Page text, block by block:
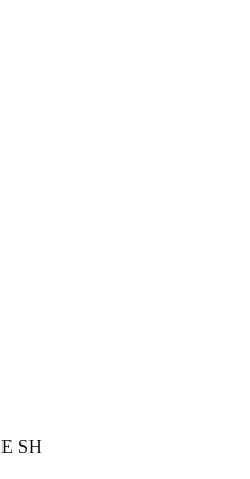
SH